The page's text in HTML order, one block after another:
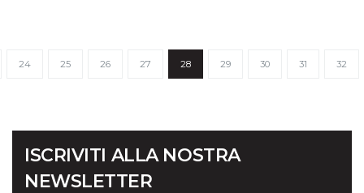
24 25 26 27 28 29 30 31 32
ISCRIVITI ALLA NOSTRA
NEWSLETTER